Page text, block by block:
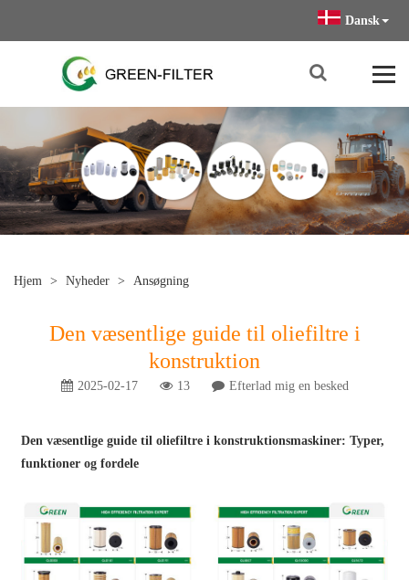
Dansk
Hjem > Nyheder > Ansøgning
Den væsentlige guide til oliefiltre i
konstruktion
2025-02-17 13 Efterlad mig en besked
Den væsentlige guide til oliefiltre i konstruktionsmaskiner: Typer,
funktioner og fordele